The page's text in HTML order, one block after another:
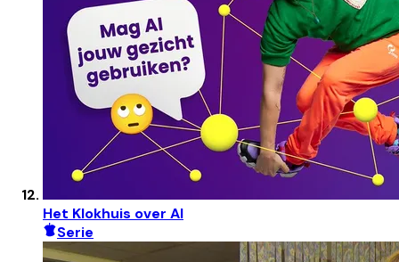
Het Klokhuis over AI
Serie